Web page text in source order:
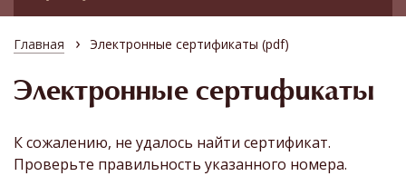
Главная › Электронные сертификаты (pdf)
Электронные сертификаты
К сожалению, не удалось найти сертификат.
Проверьте правильность указанного номера.